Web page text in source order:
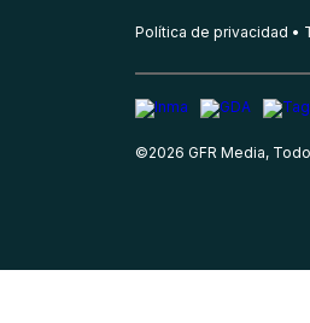
Política de privacidad
©2026 GFR Media,